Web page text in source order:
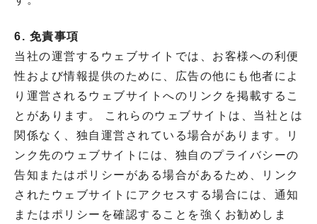
6. 免責事項
当社の運営するウェブサイトでは、お客様への利便
性および情報提供のために、広告の他にも他者によ
り運営されるウェブサイトへのリンクを掲載するこ
とがあります。 これらのウェブサイトは、当社とは
関係なく、独自運営されている場合があります。リ
ンク先のウェブサイトには、独自のプライバシーの
告知またはポリシーがある場合があるため、リンク
されたウェブサイトにアクセスする場合には、通知
またはポリシーを確認することを強くお勧めしま